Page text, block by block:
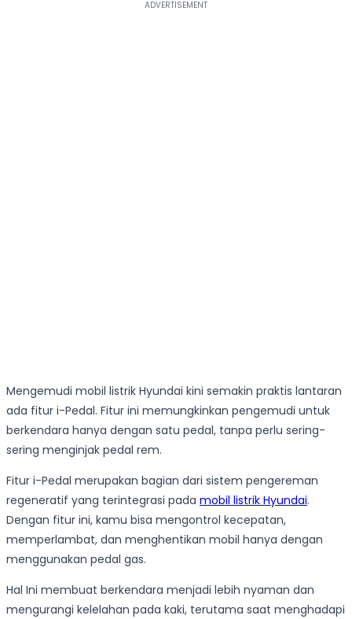
Mengemudi mobil listrik Hyundai kini semakin praktis lantaran
ada fitur i-Pedal. Fitur ini memungkinkan pengemudi untuk
berkendara hanya dengan satu pedal, tanpa perlu sering-
sering menginjak pedal rem.
Fitur i-Pedal merupakan bagian dari sistem pengereman
regeneratif yang terintegrasi pada mobil listrik Hyundai.
Dengan fitur ini, kamu bisa mengontrol kecepatan,
memperlambat, dan menghentikan mobil hanya dengan
menggunakan pedal gas.
Hal Ini membuat berkendara menjadi lebih nyaman dan
mengurangi kelelahan pada kaki, terutama saat menghadapi